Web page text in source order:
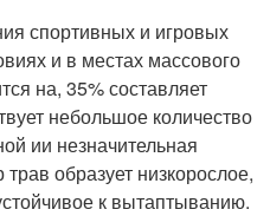
спортивных и игровых
и в местах массового
на, 35% составляет
небольшое количество
ии незначительная
образует низкорослое,
к вытаптыванию.